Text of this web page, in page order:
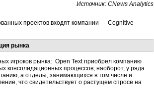
Источник: CNews Analytics
проектов входят компании — Cognitive
рынка
игроков рынка: Open Text приобрел компанию
консолидационных процессов, наоборот, у ряда
а отделы, занимающихся в том числе и
что свидетельствует о растущем спросе на